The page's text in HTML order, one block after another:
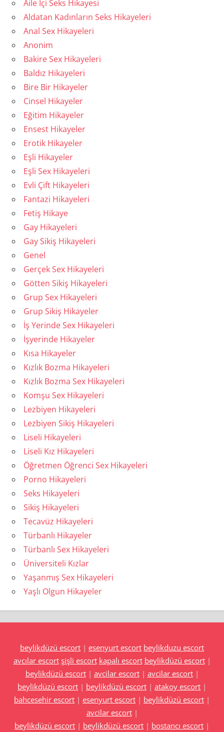
Aile İçi Seks Hikayesi
Aldatan Kadınların Seks Hikayeleri
Anal Sex Hikayeleri
Anonim
Bakire Sex Hikayeleri
Baldız Hikayeleri
Bire Bir Hikayeler
Cinsel Hikayeler
Eğitim Hikayeler
Ensest Hikayeler
Erotik Hikayeler
Eşli Hikayeler
Eşli Sex Hikayeleri
Evli Çift Hikayeleri
Fantazi Hikayeleri
Fetiş Hikaye
Gay Hikayeleri
Gay Sikiş Hikayeleri
Genel
Gerçek Sex Hikayeleri
Götten Sikiş Hikayeleri
Grup Sex Hikayeleri
Grup Sikiş Hikayeler
İş Yerinde Sex Hikayeleri
İşyerinde Hikayeler
Kısa Hikayeler
Kızlık Bozma Hikayeleri
Kızlık Bozma Sex Hikayeleri
Komşu Sex Hikayeleri
Lezbiyen Hikayeleri
Lezbiyen Sikiş Hikayeleri
Liseli Hikayeleri
Liseli Kız Hikayeleri
Öğretmen Öğrenci Sex Hikayeleri
Porno Hikayeleri
Seks Hikayeleri
Sikiş Hikayeleri
Tecavüz Hikayeleri
Türbanlı Hikayeler
Türbanlı Sex Hikayeleri
Üniversiteli Kızlar
Yaşanmış Sex Hikayeleri
Yaşlı Olgun Hikayeler
beylikdüzü escort | esenyurt escort beylikduzu escort
avcılar escort şişli escort kapalı escort beylikdüzü escort|
beylikdüzü escort| avcilar escort| avcilar escort|
beylikdüzü escort | beylikdüzü escort | atakoy escort |
bahcesehir escort | esenyurt escort | beylikdüzü escort |
avcilar escort|
beylikdüzü escort | beylikdüzü escort | bostancı escort |